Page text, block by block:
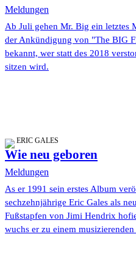
Meldungen
Ab Juli gehen Mr. Big ein letztes
der Ankündigung von "The BIG
bekannt, wer statt des 2018
sitzen wird.
ERIC GALES
Wie neu geboren
Meldungen
As er 1991 sein erstes Album
sechzehnjährige Eric Gales als
Fußstapfen von Jimi Hendrix
wuchs er zu einem